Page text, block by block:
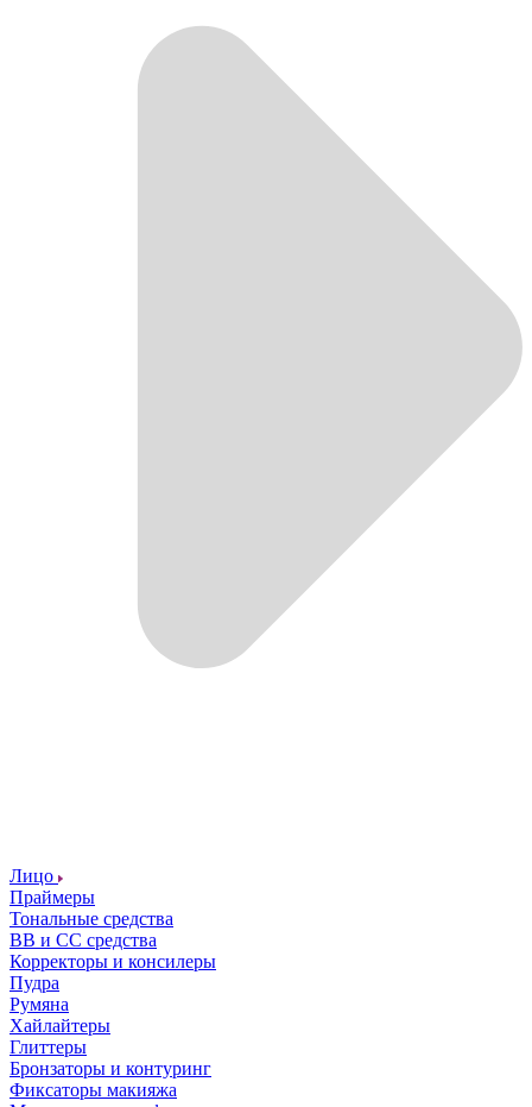
Лицо
Праймеры
Тональные средства
ВВ и СС средства
Корректоры и консилеры
Пудра
Румяна
Хайлайтеры
Глиттеры
Бронзаторы и контуринг
Фиксаторы макияжа